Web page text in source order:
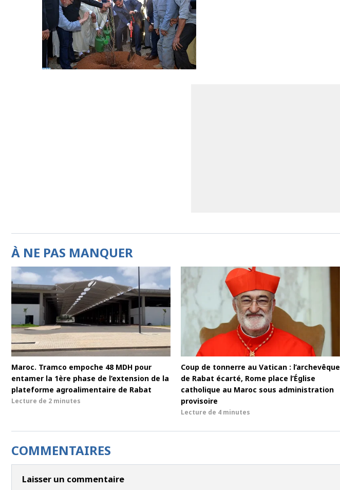
À NE PAS MANQUER
Maroc. Tramco empoche 48 MDH pour
entamer la 1ère phase de l’extension de la
plateforme agroalimentaire de Rabat
Lecture de 2 minutes
Coup de tonnerre au Vatican : l’archevêque
de Rabat écarté, Rome place l’Église
catholique au Maroc sous administration
provisoire
Lecture de 4 minutes
COMMENTAIRES
Laisser un commentaire